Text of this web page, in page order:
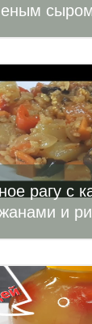
рагу с
и